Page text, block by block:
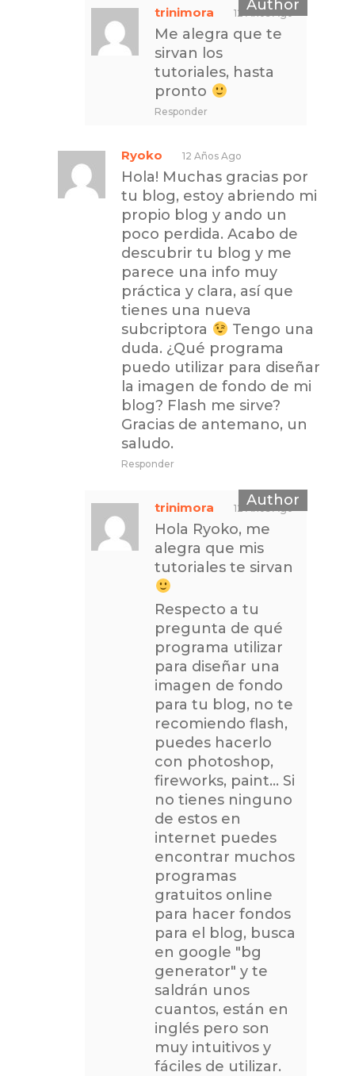
trinimora 12 Años Ago
Me alegra que te
sirvan los
tutoriales, hasta
pronto
Responder
Ryoko 12 Años Ago
Hola! Muchas gracias por
tu blog, estoy abriendo mi
propio blog y ando un
poco perdida. Acabo de
descubrir tu blog y me
parece una info muy
práctica y clara, así que
tienes una nueva
subcriptora
Tengo una
duda. ¿Qué programa
puedo utilizar para diseñar
la imagen de fondo de mi
blog? Flash me sirve?
Gracias de antemano, un
saludo.
Responder
trinimora 12 Años Ago
Hola Ryoko, me
alegra que mis
tutoriales te sirvan
Respecto a tu
pregunta de qué
programa utilizar
para diseñar una
imagen de fondo
para tu blog, no te
recomiendo flash,
puedes hacerlo
con photoshop,
fireworks, paint… Si
no tienes ninguno
de estos en
internet puedes
encontrar muchos
programas
gratuitos online
para hacer fondos
para el blog, busca
en google "bg
generator" y te
saldrán unos
cuantos, están en
inglés pero son
muy intuitivos y
fáciles de utilizar.